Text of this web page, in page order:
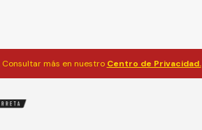
más en nuestro Centro de Privacidad.